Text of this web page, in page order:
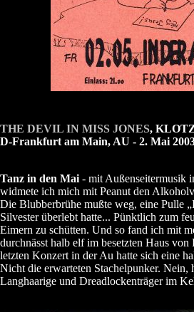
THE DEVIL IN MISS JONES,
D-Frankfurt am Main, AU - 2. Mai
Tanz in den Mai - mit Außenseitermusik
widmete ich mich mit Peanut den
Die Blubberbrühe mußte weg, eine Pulle
Silvester überlebt hatte... Pünktlich zum
Eimern zu schütten. Und so fand ich mit
durchnässt halb elf im besetzten Haus
letzten Konzert in der Au hatte sich eine
Nicht die erwarteten Stachelpunker. Nein,
Langhaarige und Dreadlockenträger im